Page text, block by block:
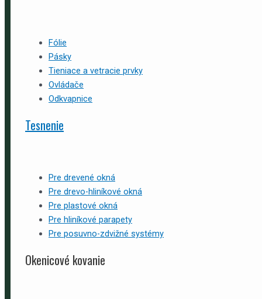
Fólie
Pásky
Tieniace a vetracie prvky
Ovládače
Odkvapnice
Tesnenie
Pre drevené okná
Pre drevo-hliníkové okná
Pre plastové okná
Pre hliníkové parapety
Pre posuvno-zdvižné systémy
Okenicové kovanie